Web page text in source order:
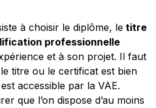
à choisir le diplôme, letitre
professionnelle
et à son projet. Il faut
titre ou le certificat est bien
accessible par la VAE.
que l’on dispose d’au moins